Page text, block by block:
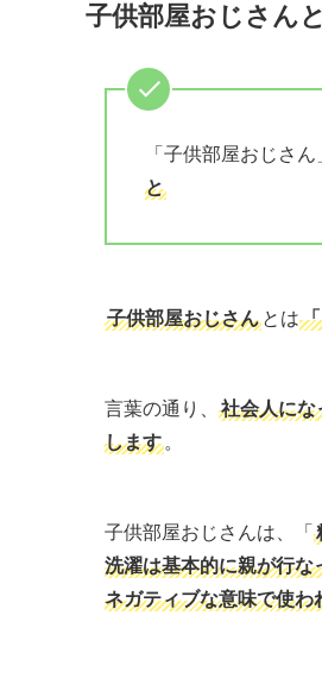
子供部屋おじさん
「子供部屋おじさん
と
子供部屋おじさん とは
言葉の通り、
社会人にな
します 。
子供部屋おじさんは、「
洗濯は基本的に親が行な
ネガティブな意味で使わ